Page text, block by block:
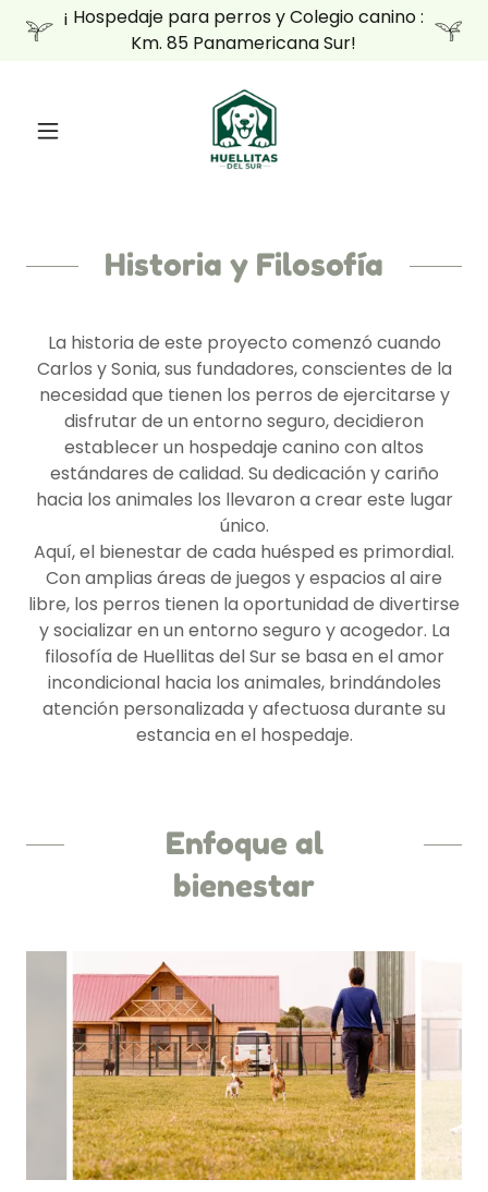
¡ Hospedaje para perros y Colegio canino :
Km. 85 Panamericana Sur!
Historia y Filosofía
La historia de este proyecto comenzó cuando
Carlos y Sonia, sus fundadores, conscientes de la
necesidad que tienen los perros de ejercitarse y
disfrutar de un entorno seguro, decidieron
establecer un hospedaje canino con altos
estándares de calidad. Su dedicación y cariño
hacia los animales los llevaron a crear este lugar
único.
Aquí, el bienestar de cada huésped es primordial.
Con amplias áreas de juegos y espacios al aire
libre, los perros tienen la oportunidad de divertirse
y socializar en un entorno seguro y acogedor. La
filosofía de Huellitas del Sur se basa en el amor
incondicional hacia los animales, brindándoles
atención personalizada y afectuosa durante su
estancia en el hospedaje.
Enfoque al
bienestar